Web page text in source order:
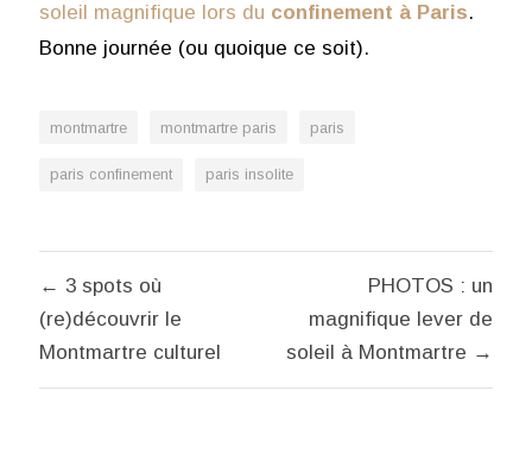
soleil magnifique lors du confinement à Paris.
Bonne journée (ou quoique ce soit).
montmartre montmartre paris paris
paris confinement paris insolite
Navigation
de
l’article
← 3 spots où
(re)découvrir le
Montmartre culturel
PHOTOS : un
magnifique lever de
soleil à Montmartre →